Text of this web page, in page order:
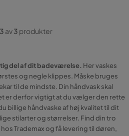
3 av3 produkter
del af dit badeværelse. Her vaskes
og negle klippes. Måske bruges
til de mindste. Din håndvask skal
er derfor vigtigt at du vælger den rette
billige håndvaske af høj kvalitet til dit
stilarter og størrelser. Find din tro
Trademax og få levering til døren,